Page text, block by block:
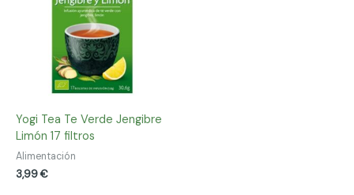
Yogi Tea Te Verde Jengibre
Limón 17 filtros
Alimentación
3,99€